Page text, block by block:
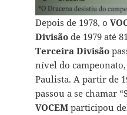
Depois de 1978, o
Divisãode 1979 até
Terceira Divisão
nível do
Paulista. A partir de
passou a se chamar
VOCEMparticipou